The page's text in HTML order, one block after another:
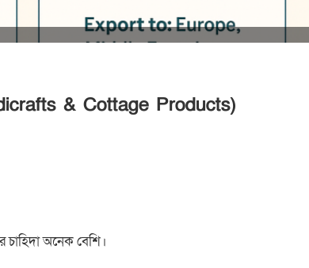
& Cottage Products)
অনেক বেশি।